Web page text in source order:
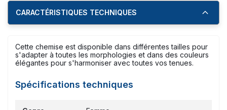
CARACTÉRISTIQUES TECHNIQUES
Cette chemise est disponible dans différentes tailles pour
s'adapter à toutes les morphologies et dans des couleurs
élégantes pour s'harmoniser avec toutes vos tenues.
Spécifications techniques